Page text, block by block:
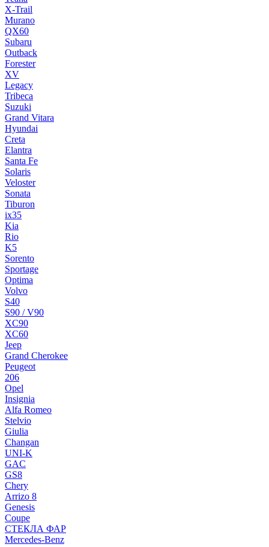
X-Trail
Murano
QX60
Subaru
Outback
Forester
XV
Legacy
Tribeca
Suzuki
Grand Vitara
Hyundai
Creta
Elantra
Santa Fe
Solaris
Veloster
Sonata
Tiburon
ix35
Kia
Rio
K5
Sorento
Sportage
Optima
Volvo
S40
S90 / V90
XC90
XC60
Jeep
Grand Cherokee
Peugeot
206
Opel
Insignia
Alfa Romeo
Stelvio
Giulia
Changan
UNI-K
GAC
GS8
Chery
Arrizo 8
Genesis
Coupe
СТЕКЛА ФАР
Mercedes-Benz